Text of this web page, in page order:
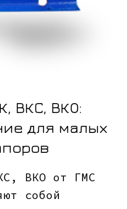
ВКС, ВКО:
для малых
ВКО от ГМС
собой